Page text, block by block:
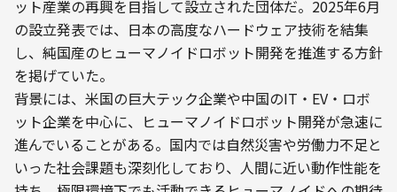
ット産業の再興を目指して設立された団体だ。2025年6月
の設立発表では、日本の高度なハードウェア技術を結集
し、純国産のヒューマノイドロボット開発を推進する方針
を掲げていた。
背景には、米国の巨大テック企業や中国のIT・EV・ロボ
ット企業を中心に、ヒューマノイドロボット開発が急速に
進んでいることがある。国内では自然災害や労働力不足と
いった社会課題も深刻化しており、人間に近い動作性能を